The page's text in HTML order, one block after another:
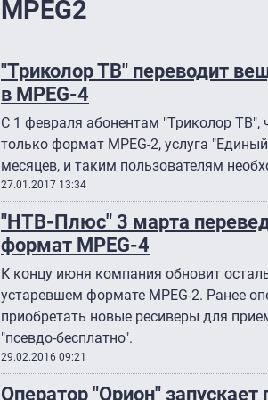
MPEG2
"Триколор ТВ" переводит
в MPEG-4
C 1 февраля абонентам "Триколор
только формат MPEG-2, услуга
месяцев, и таким пользователям
27.01.2017 13:34
"НТВ-Плюс" 3 марта
формат MPEG-4
К концу июня компания обновит
устаревшем формате MPEG-2. Ранее
приобретать новые ресиверы для
"псевдо-бесплатно".
29.02.2016 09:21
Оператор "Орион"